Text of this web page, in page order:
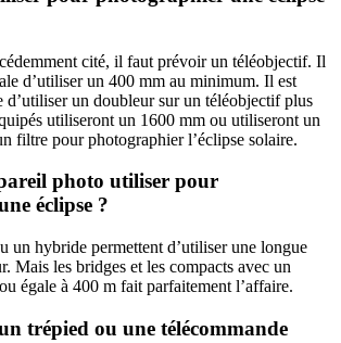
cité, il faut prévoir un téléobjectif. Il
d’utiliser un 400 mm au minimum. Il est
d’utiliser un doubleur sur un téléobjectif plus
utiliseront un 1600 mm ou utiliseront un
filtre pour photographier l’éclipse solaire.
photo utiliser pour
éclipse ?
un hybride permettent d’utiliser une longue
Mais les bridges et les compacts avec un
égale à 400 m fait parfaitement l’affaire.
trépied ou une télécommande